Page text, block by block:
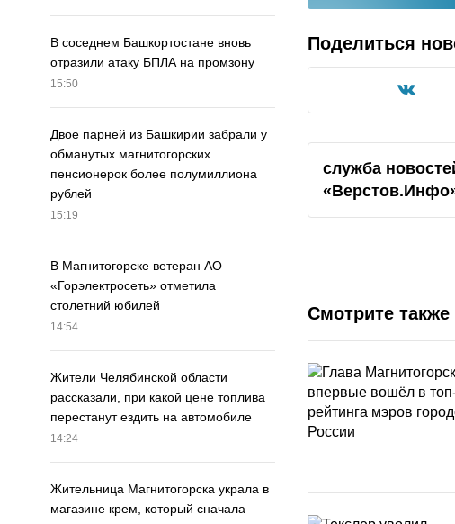
В соседнем Башкортостане вновь
отразили атаку БПЛА на промзону
15:50
Двое парней из Башкирии забрали у
обманутых магнитогорских
пенсионерок более полумиллиона
рублей
15:19
В Магнитогорске ветеран АО
«Горэлектросеть» отметила
столетний юбилей
14:54
Жители Челябинской области
рассказали, при какой цене топлива
перестанут ездить на автомобиле
14:24
Жительница Магнитогорска украла в
магазине крем, который сначала
Поделиться
служба
Смотрите также